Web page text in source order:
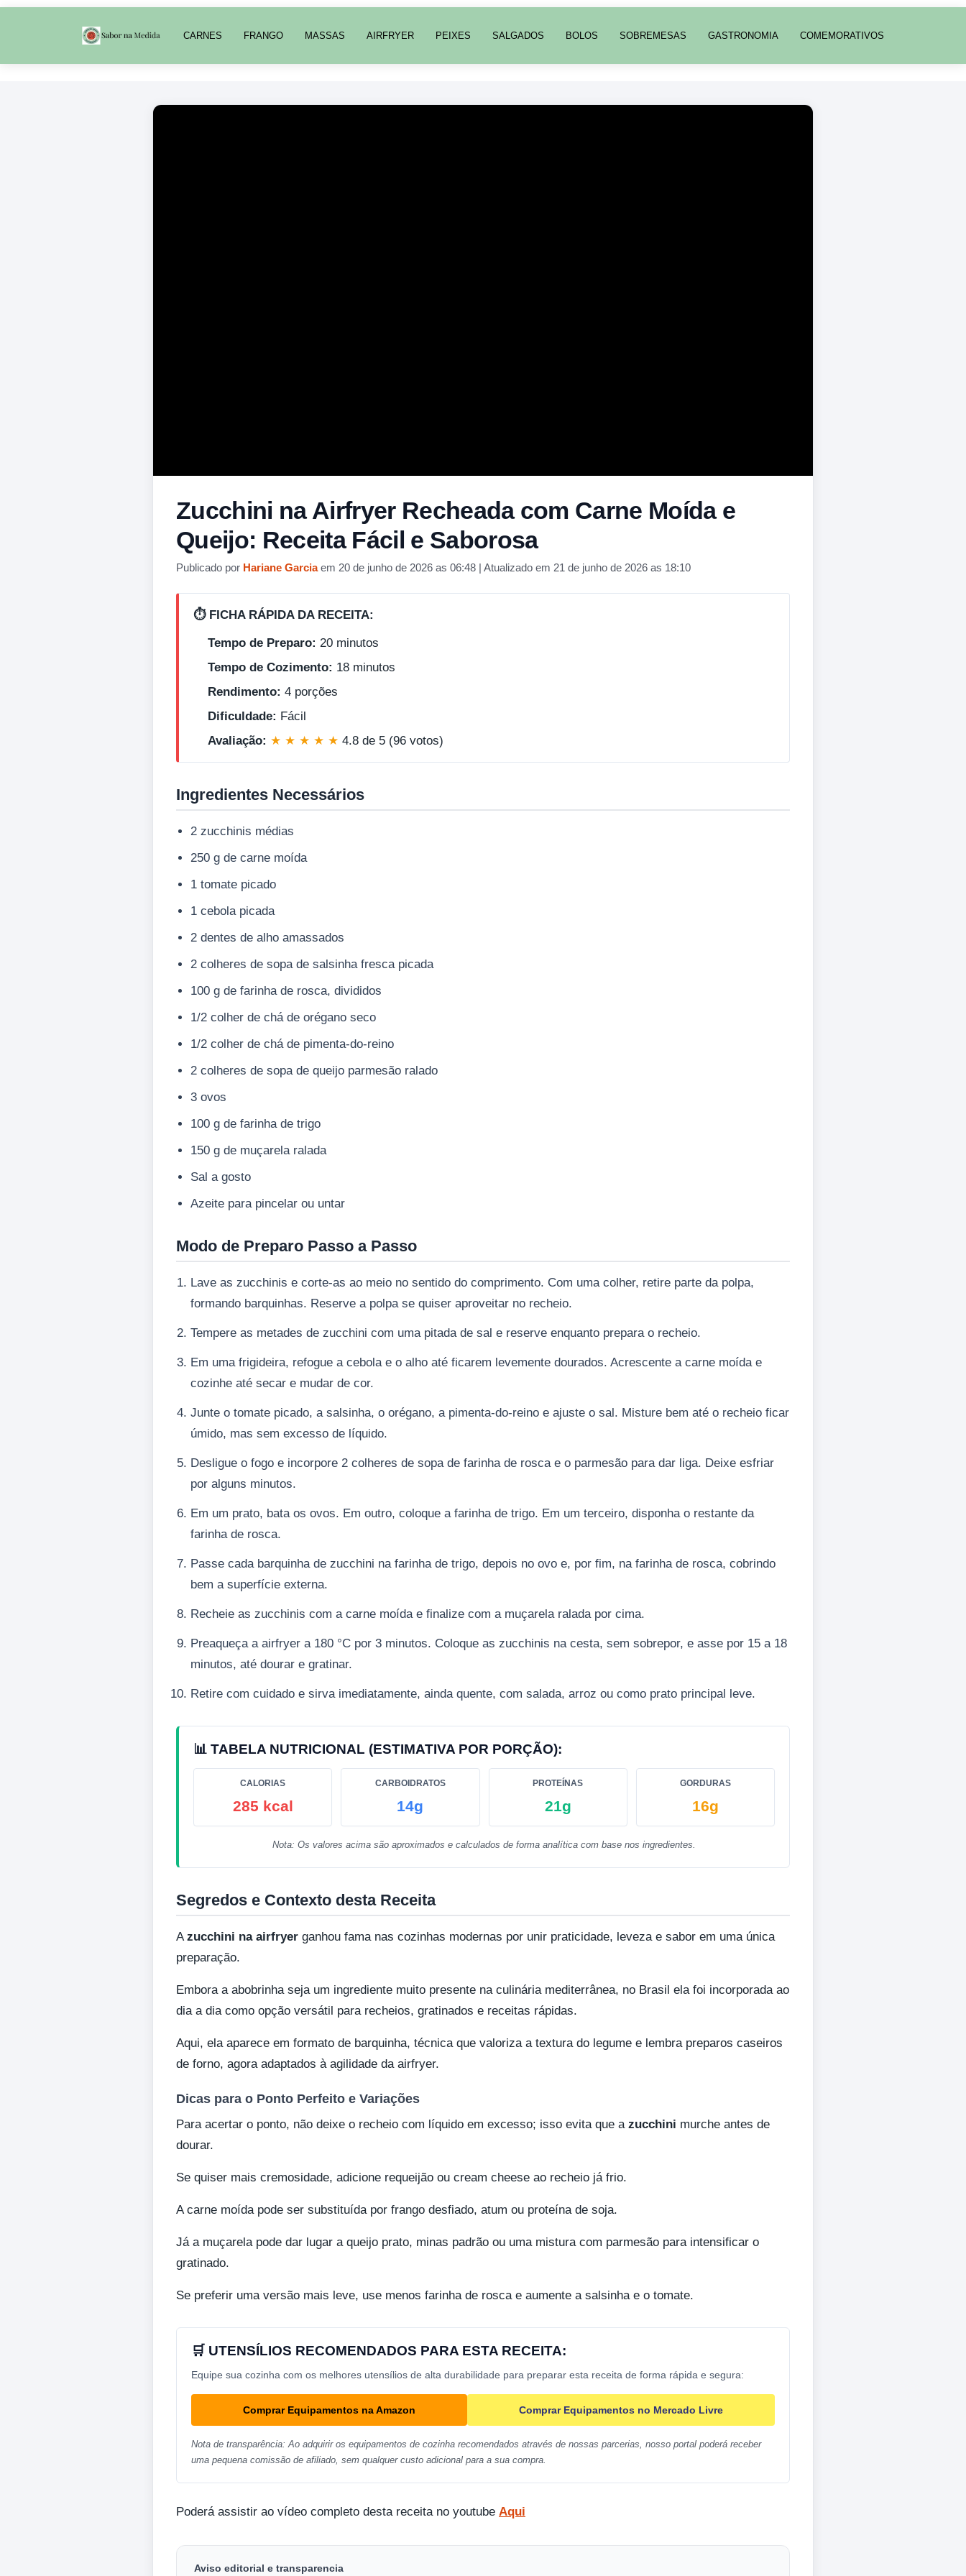
CARNES FRANGO MASSAS AIRFRYER PEIXES SALGADOS BOLOS SOBREMESAS GASTRONOMIA COMEMORATIVOS
Zucchini na Airfryer Recheada com Carne Moída e
Queijo: Receita Fácil e Saborosa
Publicado por Hariane Garciaem 20 de junho de 2026 as 06:48 | Atualizado em 21 de junho de 2026 as 18:10
⏱️ FICHA RÁPIDA DA RECEITA:
Tempo de Preparo: 20 minutos
Tempo de Cozimento: 18 minutos
Rendimento: 4 porções
Dificuldade: Fácil
Avaliação: ★ ★ ★ ★ ★ 4.8 de 5 (96 votos)
Ingredientes Necessários
2 zucchinis médias
250 g de carne moída
1 tomate picado
1 cebola picada
2 dentes de alho amassados
2 colheres de sopa de salsinha fresca picada
100 g de farinha de rosca, divididos
1/2 colher de chá de orégano seco
1/2 colher de chá de pimenta-do-reino
2 colheres de sopa de queijo parmesão ralado
3 ovos
100 g de farinha de trigo
150 g de muçarela ralada
Sal a gosto
Azeite para pincelar ou untar
Modo de Preparo Passo a Passo
Lave as zucchinis e corte-as ao meio no sentido do comprimento. Com uma colher, retire parte da polpa,
formando barquinhas. Reserve a polpa se quiser aproveitar no recheio.
Tempere as metades de zucchini com uma pitada de sal e reserve enquanto prepara o recheio.
Em uma frigideira, refogue a cebola e o alho até ficarem levemente dourados. Acrescente a carne moída e
cozinhe até secar e mudar de cor.
Junte o tomate picado, a salsinha, o orégano, a pimenta-do-reino e ajuste o sal. Misture bem até o recheio ficar
úmido, mas sem excesso de líquido.
Desligue o fogo e incorpore 2 colheres de sopa de farinha de rosca e o parmesão para dar liga. Deixe esfriar
por alguns minutos.
Em um prato, bata os ovos. Em outro, coloque a farinha de trigo. Em um terceiro, disponha o restante da
farinha de rosca.
Passe cada barquinha de zucchini na farinha de trigo, depois no ovo e, por fim, na farinha de rosca, cobrindo
bem a superfície externa.
Recheie as zucchinis com a carne moída e finalize com a muçarela ralada por cima.
Preaqueça a airfryer a 180 °C por 3 minutos. Coloque as zucchinis na cesta, sem sobrepor, e asse por 15 a 18
minutos, até dourar e gratinar.
Retire com cuidado e sirva imediatamente, ainda quente, com salada, arroz ou como prato principal leve.
📊 TABELA NUTRICIONAL (ESTIMATIVA POR PORÇÃO):
CALORIAS
285 kcal
CARBOIDRATOS
14g
PROTEÍNAS
21g
GORDURAS
16g
Nota: Os valores acima são aproximados e calculados de forma analítica com base nos ingredientes.
Segredos e Contexto desta Receita
Azucchini na airfryer ganhou fama nas cozinhas modernas por unir praticidade, leveza e sabor em uma única
preparação.
Embora a abobrinha seja um ingrediente muito presente na culinária mediterrânea, no Brasil ela foi incorporada ao
dia a dia como opção versátil para recheios, gratinados e receitas rápidas.
Aqui, ela aparece em formato de barquinha, técnica que valoriza a textura do legume e lembra preparos caseiros
de forno, agora adaptados à agilidade da airfryer.
Dicas para o Ponto Perfeito e Variações
Para acertar o ponto, não deixe o recheio com líquido em excesso; isso evita que a zucchini murche antes de
dourar.
Se quiser mais cremosidade, adicione requeijão ou cream cheese ao recheio já frio.
A carne moída pode ser substituída por frango desfiado, atum ou proteína de soja.
Já a muçarela pode dar lugar a queijo prato, minas padrão ou uma mistura com parmesão para intensificar o
gratinado.
Se preferir uma versão mais leve, use menos farinha de rosca e aumente a salsinha e o tomate.
🛒 UTENSÍLIOS RECOMENDADOS PARA ESTA RECEITA:
Equipe sua cozinha com os melhores utensílios de alta durabilidade para preparar esta receita de forma rápida e segura:
Comprar Equipamentos na Amazon Comprar Equipamentos no Mercado Livre
Nota de transparência: Ao adquirir os equipamentos de cozinha recomendados através de nossas parcerias, nosso portal poderá receber
uma pequena comissão de afiliado, sem qualquer custo adicional para a sua compra.
Poderá assistir ao vídeo completo desta receita no youtube Aqui
Aviso editorial e transparencia